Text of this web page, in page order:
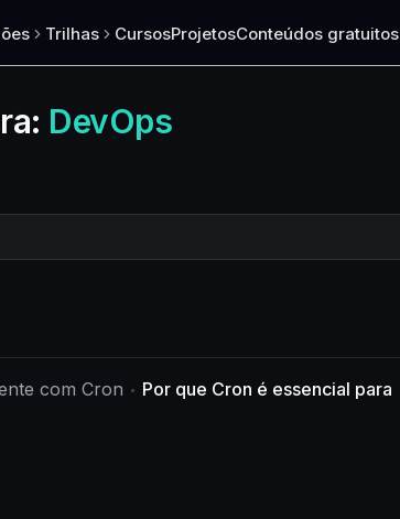
Trilhas CursosProjetosConteúdos gratuitos
DevOps
com Cron
Por que Cron é essencial para